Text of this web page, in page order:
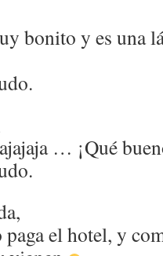
bonito y es una
… ¡Qué
el hotel, y